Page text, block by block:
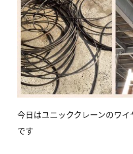
今日はユニッククレーンのワ
です